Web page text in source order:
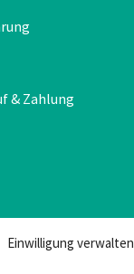
Einwilligung verwalten
& Zahlung